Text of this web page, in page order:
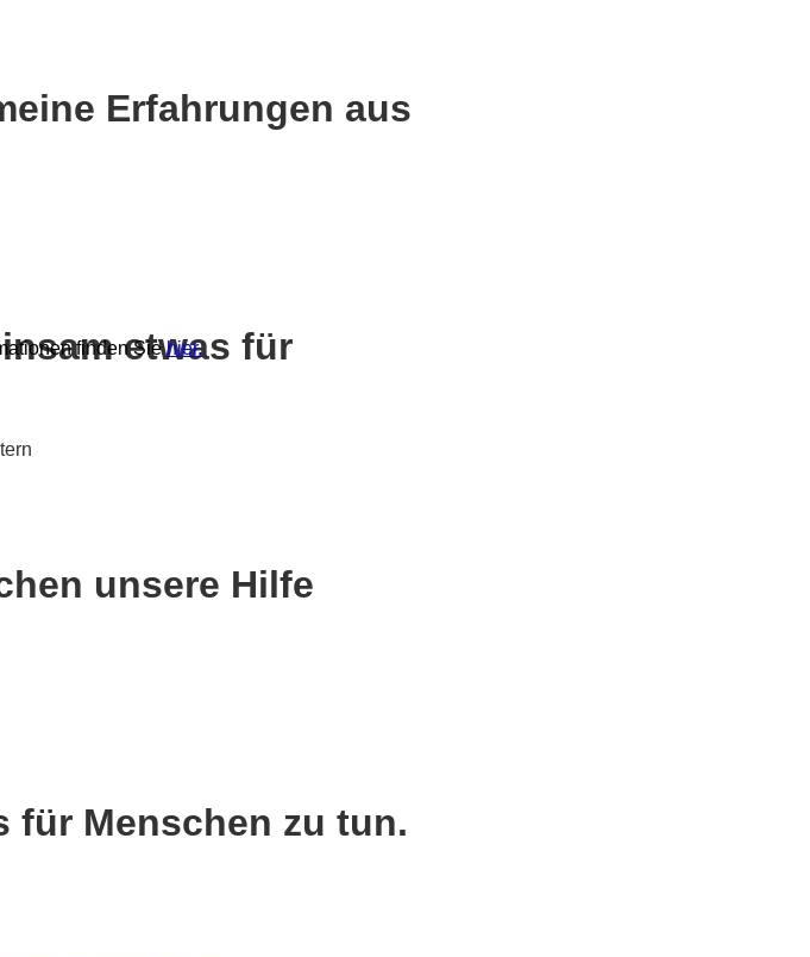
Erfahrungen aus
etwas für
unsere Hilfe
für Menschen zu tun.
finden Siehier.